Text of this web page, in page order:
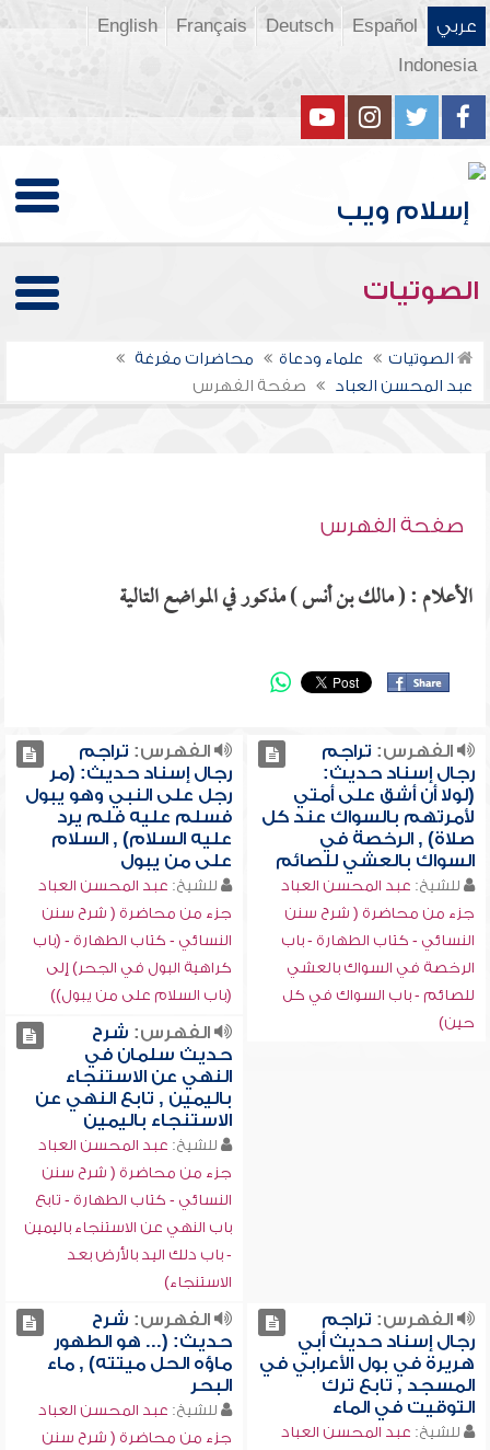
عربي Español
Deutsch
Français
English
Indonesia
الصوتيات
الصوتيات علماء ودعاة
محاضرات مفرغة
عبد المحسن العباد
صفحة الفهرس
صفحة الفهرس
الأعلام : ( مالك بن أنس ) مذكور في المواضع التالية
الفهرس: تراجم
رجال إسناد حديث:
(لولا أن أشق على أمتي
لأمرتهم بالسواك عند كل
صلاة) , الرخصة في
السواك بالعشي للصائم
للشيخ: عبد المحسن العباد
جزء من محاضرة ( شرح سنن
النسائي - كتاب الطهارة - باب
الرخصة في السواك بالعشي
للصائم - باب السواك في كل
حين)
الفهرس: تراجم
رجال إسناد حديث: (مر
رجل على النبي وهو يبول
فسلم عليه فلم يرد
عليه السلام) , السلام
على من يبول
للشيخ: عبد المحسن العباد
جزء من محاضرة ( شرح سنن
النسائي - كتاب الطهارة - (باب
كراهية البول في الجحر) إلى
(باب السلام على من يبول))
الفهرس: شرح
حديث سلمان في
النهي عن الاستنجاء
باليمين , تابع النهي عن
الاستنجاء باليمين
للشيخ: عبد المحسن العباد
جزء من محاضرة ( شرح سنن
النسائي - كتاب الطهارة - تابع
باب النهي عن الاستنجاء باليمين
- باب دلك اليد بالأرض بعد
الاستنجاء)
الفهرس: تراجم
رجال إسناد حديث أبي
هريرة في بول الأعرابي في
المسجد , تابع ترك
التوقيت في الماء
للشيخ: عبد المحسن العباد
الفهرس: شرح
حديث: (... هو الطهور
ماؤه الحل ميتته) , ماء
البحر
للشيخ: عبد المحسن العباد
جزء من محاضرة ( شرح سنن